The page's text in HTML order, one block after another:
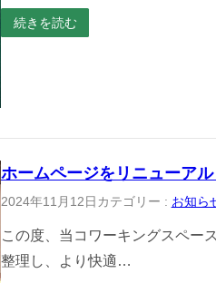
続きを読む
ホームページをリニューア
2024年11月12日 カテゴリー : お知ら
この度、当コワーキングスペー
整理し、より快適…